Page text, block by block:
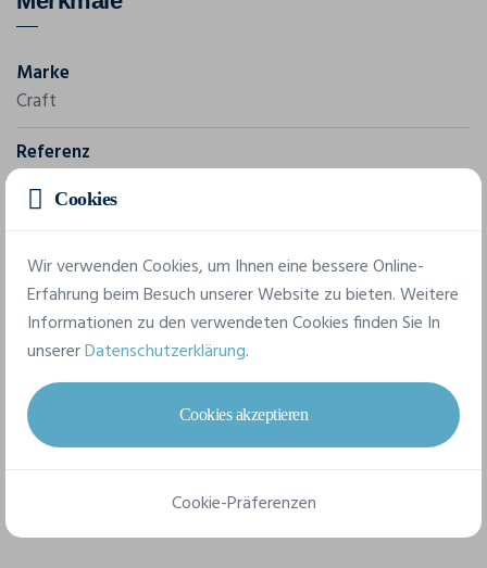
Marke
Craft
Referenz
Komposition
Body: 91 % Polyester (recycelt), 9 % Elastan. Einsatz: 84 %
Polyester (recycelt), 6 % Polyester, 10 % Elastan
8 verfügbare Größen
XS S M L XL XXL
Cookies
Wir verwenden Cookies, um Ihnen eine bessere Online-
Erfahrung beim Besuch unserer Website zu bieten. Weitere
Informationen zu den verwendeten Cookies finden Sie In
unsererDatenschutzerklärung.
Cookies akzeptieren
Cookie-Präferenzen